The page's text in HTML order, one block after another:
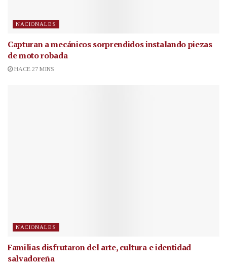
NACIONALES
Capturan a mecánicos sorprendidos instalando piezas
de moto robada
HACE 27 MINS
NACIONALES
Familias disfrutaron del arte, cultura e identidad
salvadoreña